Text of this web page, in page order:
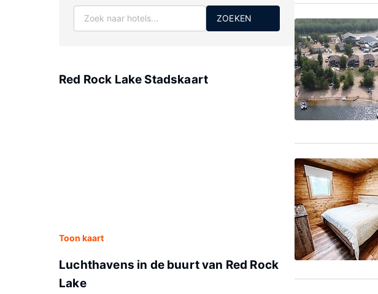
ZOEKEN
Red Rock Lake Stadskaart
Toon kaart
Luchthavens in de buurt van Red Rock
Lake